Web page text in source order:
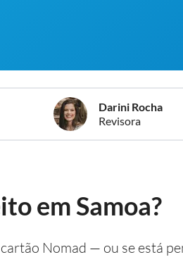
Darini Rocha
Revisora
em Samoa?
Nomad — ou se está